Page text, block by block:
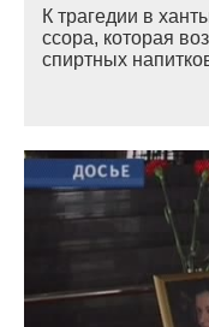
К трагедии в
сcора, которая
спиртных